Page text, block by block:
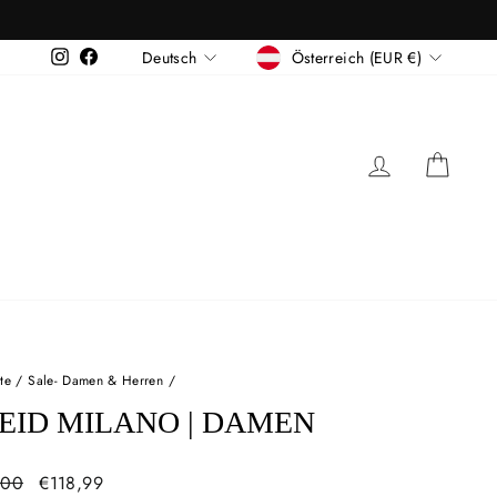
InstagramFacebookSPRACHE
Deutsch WÄHRUNG
Österreich (EUR €)
/ Sale- Damen & Herren /
MILANO | DAMEN
Sonderpreis
€118,99